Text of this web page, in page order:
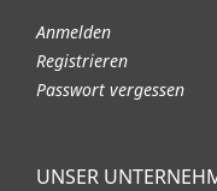
Anmelden
Registrieren
Passwort vergessen
UNSER